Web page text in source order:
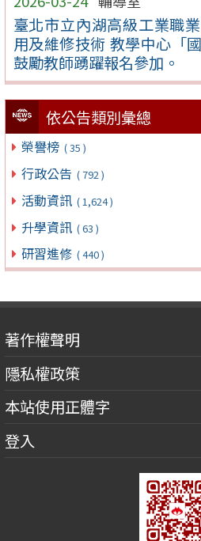
臺北市立內湖高級工業職
用及維修技術 教學中心「
鼓勵教師踴躍報名參加。
依公告類別彙總
榮譽榜 ( 35 )
行政公告 ( 792 )
活動資訊 ( 1,624 )
升學資訊 ( 63 )
研習進修 ( 440 )
著作權聲明
隱私權政策
本站使用正體字
登入